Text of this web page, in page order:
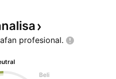
profesional.
Beli